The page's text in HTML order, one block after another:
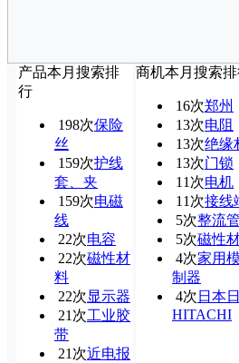
产品本月搜索排
行
198次保险
丝
159次护线
套、夹
159次电磁
线
22次电容
22次磁性材
料
22次显示器
21次工业胶
带
21次近电报
商机本月搜索
16次郑州
13次电阻
13次绝缘
13次门锁
11次电机
11次接线
5次整流管
5次磁性
4次家用
制器
4次 日本
HITACHI